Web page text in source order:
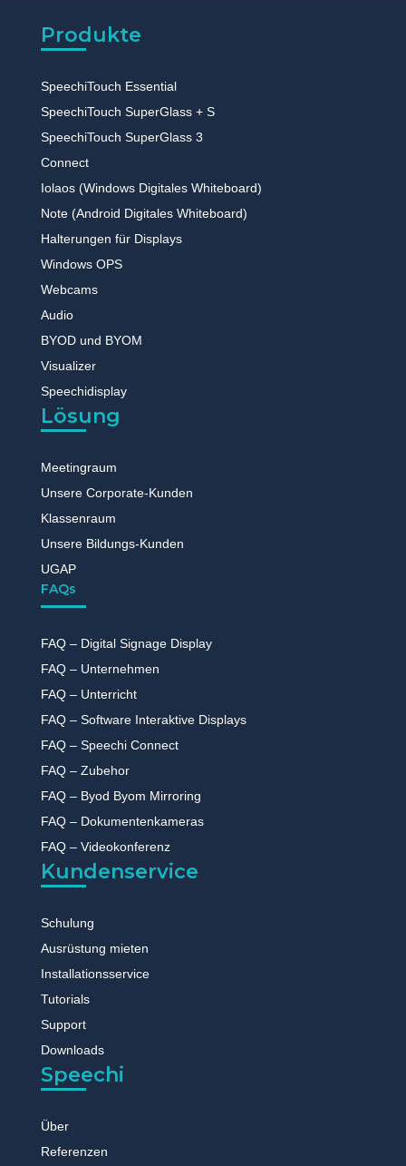
Produkte
SpeechiTouch Essential
SpeechiTouch SuperGlass + S
SpeechiTouch SuperGlass 3
Connect
Iolaos (Windows Digitales Whiteboard)
Note (Android Digitales Whiteboard)
Halterungen für Displays
Windows OPS
Webcams
Audio
BYOD und BYOM
Visualizer
Speechidisplay
Lösung
Meetingraum
Unsere Corporate-Kunden
Klassenraum
Unsere Bildungs-Kunden
UGAP
FAQs
FAQ – Digital Signage Display
FAQ – Unternehmen
FAQ – Unterricht
FAQ – Software Interaktive Displays
FAQ – Speechi Connect
FAQ – Zubehor
FAQ – Byod Byom Mirroring
FAQ – Dokumentenkameras
FAQ – Videokonferenz
Kundenservice
Schulung
Ausrüstung mieten
Installationsservice
Tutorials
Support
Downloads
Speechi
Über
Referenzen